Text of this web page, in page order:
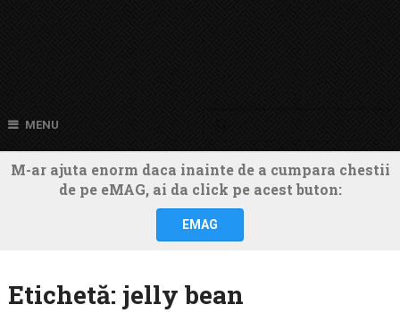
MENU
M-ar ajuta enorm daca inainte de a cumpara chestii
de pe eMAG, ai da click pe acest buton:
EMAG
Etichetă: jelly bean